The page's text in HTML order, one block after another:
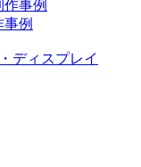
例
ディスプレイ